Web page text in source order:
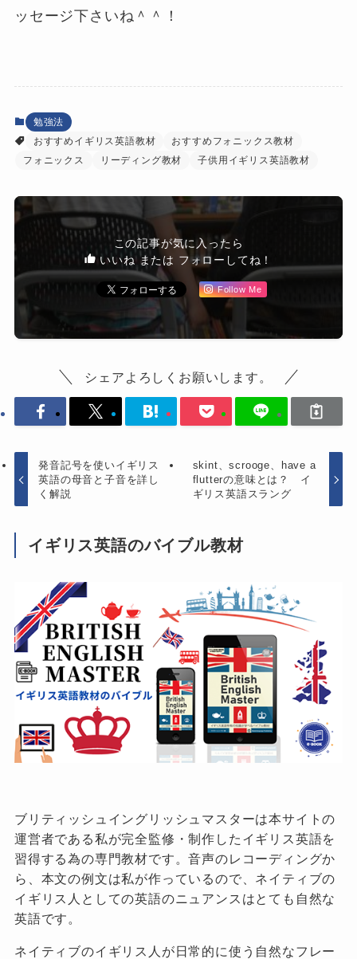
ッセージ下さいね＾＾！
勉強法
おすすめイギリス英語教材
おすすめフォニックス教材
フォニックス
リーディング教材 子供用イギリス英語教材
この記事が気に入ったら
いいね または フォローしてね！
Follow Me
シェアよろしくお願いします。
発音記号を使いイギリス
英語の母音と子音を詳し
く解説
skint、scrooge、have a
flutterの意味とは？ イ
ギリス英語スラング
イギリス英語のバイブル教材
ブリティッシュイングリッシュマスターは本サイトの
運営者である私が完全監修・制作したイギリス英語を
習得する為の専門教材です。音声のレコーディングか
ら、本文の例文は私が作っているので、ネイティブの
イギリス人としての英語のニュアンスはとても自然な
英語です。
ネイティブのイギリス人が日常的に使う自然なフレー